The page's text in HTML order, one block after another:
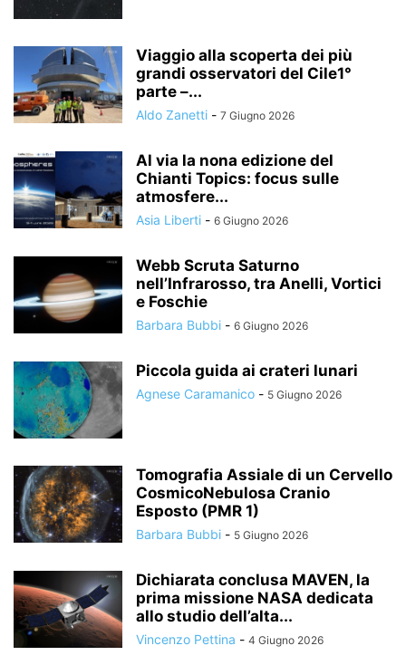
Viaggio alla scoperta dei più
grandi osservatori del Cile1°
parte –...
Aldo Zanetti - 7 Giugno 2026
Al via la nona edizione del
Chianti Topics: focus sulle
atmosfere...
Asia Liberti - 6 Giugno 2026
Webb Scruta Saturno
nell’Infrarosso, tra Anelli, Vortici
e Foschie
Barbara Bubbi - 6 Giugno 2026
Piccola guida ai crateri lunari
Agnese Caramanico - 5 Giugno 2026
Tomografia Assiale di un Cervello
CosmicoNebulosa Cranio
Esposto (PMR 1)
Barbara Bubbi - 5 Giugno 2026
Dichiarata conclusa MAVEN, la
prima missione NASA dedicata
allo studio dell’alta...
Vincenzo Pettina - 4 Giugno 2026